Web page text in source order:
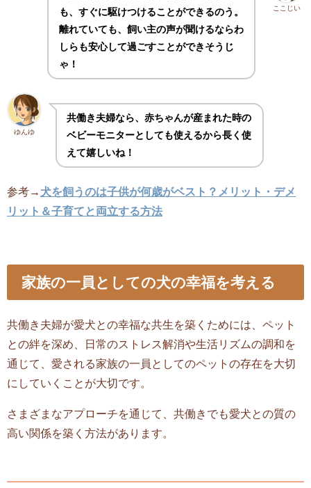
ここじい
も、すぐに駆けつけることができるのう。
離れていても、飼い主の声が聞けるならわ
しらも安心して過ごすことができそうじ
ゃ！
ゆんゆ
共働き夫婦なら、赤ちゃんが産まれた時の
ベビーモニターとしても使えるから長く使
えて嬉しいね！
参考→ 犬を飼うのは子供が何歳がベスト？メリット・デメ
リット＆子育てと両立する方法
家族の一員としての犬の幸福を考える
共働き夫婦が愛犬との幸福な共生を築くためには、ペット
との絆を深め、日常のストレス解消や生活リズムの調和を
通じて、愛される家族の一員としてのペットの存在を大切
にしていくことが大切です。
さまざまなアプローチを通じて、共働きでも愛犬との質の
高い関係を築く方法があります。